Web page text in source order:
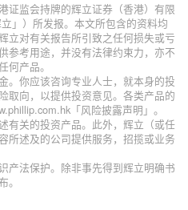
证监会持牌的辉立证券（香港）有限
」）所发报。本文所包含的资料均
立对有关报告所引致之任何损失或亏
参考用途，并没有法律约束力，亦不
何产品。
。你应该咨询专业人士，就本身的投
取向，以提供投资意见。各类产品的
「风险披露声明」。
有关的投资产品。此外，辉立（或任
所述及的公司提供服务，招揽或业务
产法保护。除非事先得到辉立明确书
。